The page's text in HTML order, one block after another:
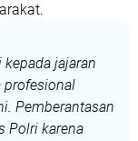
jajaran
profesional
Pemberantasan
Polri karena